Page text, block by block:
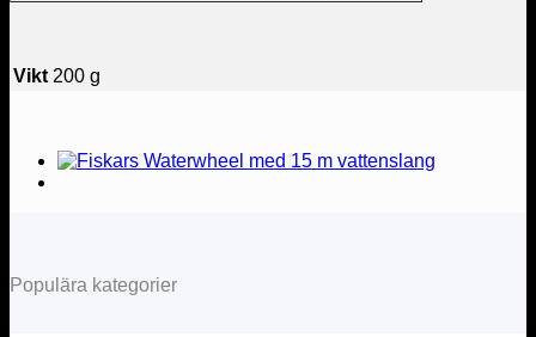
Vikt 200 g
Populära kategorier